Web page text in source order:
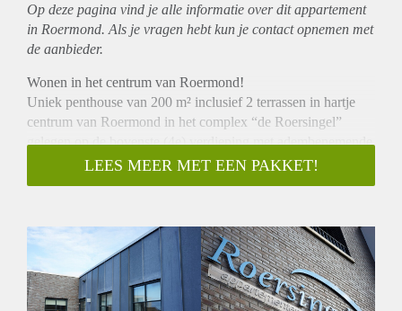
Op deze pagina vind je alle informatie over ditappartement
in Roermond. Als je vragen hebt kun je contact opnemen met
de aanbieder.
Wonen in het centrum van Roermond!
Uniek penthouse van 200 m² inclusief 2 terrassen in hartje
centrum van Roermond in het complex “de Roersingel”
gelegen op de bovenste (4e) verdieping met adembenemende
vergezichten met o.a. exclusieve keuken, compleet voorzien
van inbouwapparatuur, zoals stoomoven, combi magnetron,
allen toegang tot terras, 2 badkamers en separate toilet.
Penthouse is voorzien van een en parkeerplaats in
parkeerkelder en gezamenlijke fietsenberging. Gesitueerd in
de sfeervolle straat met z’n gezellige restaurantjes en aan de
LEES MEER MET EEN PAKKET!